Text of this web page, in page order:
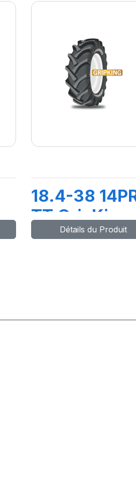
18.4-38
TT GripKing
Détails du Produit